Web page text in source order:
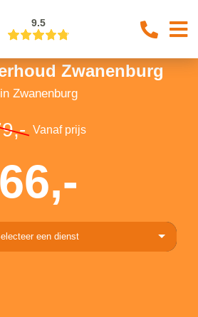
9.5
Zwanenburg
in Zwanenburg
Vanaf prijs
66,-
een dienst